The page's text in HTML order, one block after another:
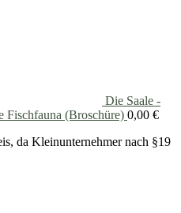
Die Saale -
Fischfauna (Broschüre) 0,00 €
da Kleinunternehmer nach §19